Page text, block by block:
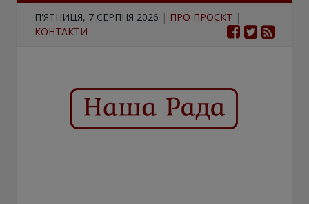
П'ЯТНИЦЯ, 7 СЕРПНЯ 2026 | ПРО ПРОЄКТ |
КОНТАКТИ